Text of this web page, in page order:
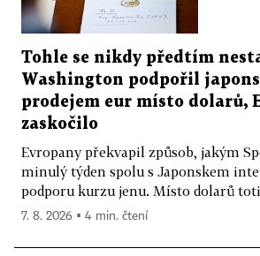
Tohle se nikdy předtím
Washington podpořil
prodejem eur místo dolarů,
zaskočilo
Evropany překvapil způsob, jakým
minulý týden spolu s Japonskem
podporu kurzu jenu. Místo dolarů
7. 8. 2026 ▪ 4 min. čtení